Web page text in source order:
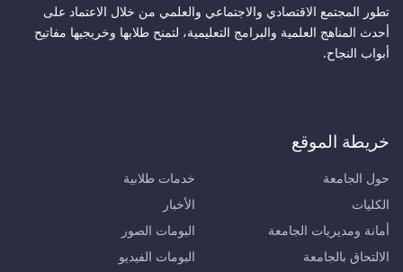
تطور المجتمع الاقتصادي والاجتماعي والعلمي من خلال الاعتماد على
أحدث المناهج العلمية والبرامج التعليمية، لتمنح طلابها وخريجيها مفاتيح
أبواب النجاح.
خريطة الموقع
حول الجامعة
الكليات
أمانة ومديريات الجامعة
الالتحاق بالجامعة
خدمات طلابية
الأخبار
البومات الصور
البومات الفيديو